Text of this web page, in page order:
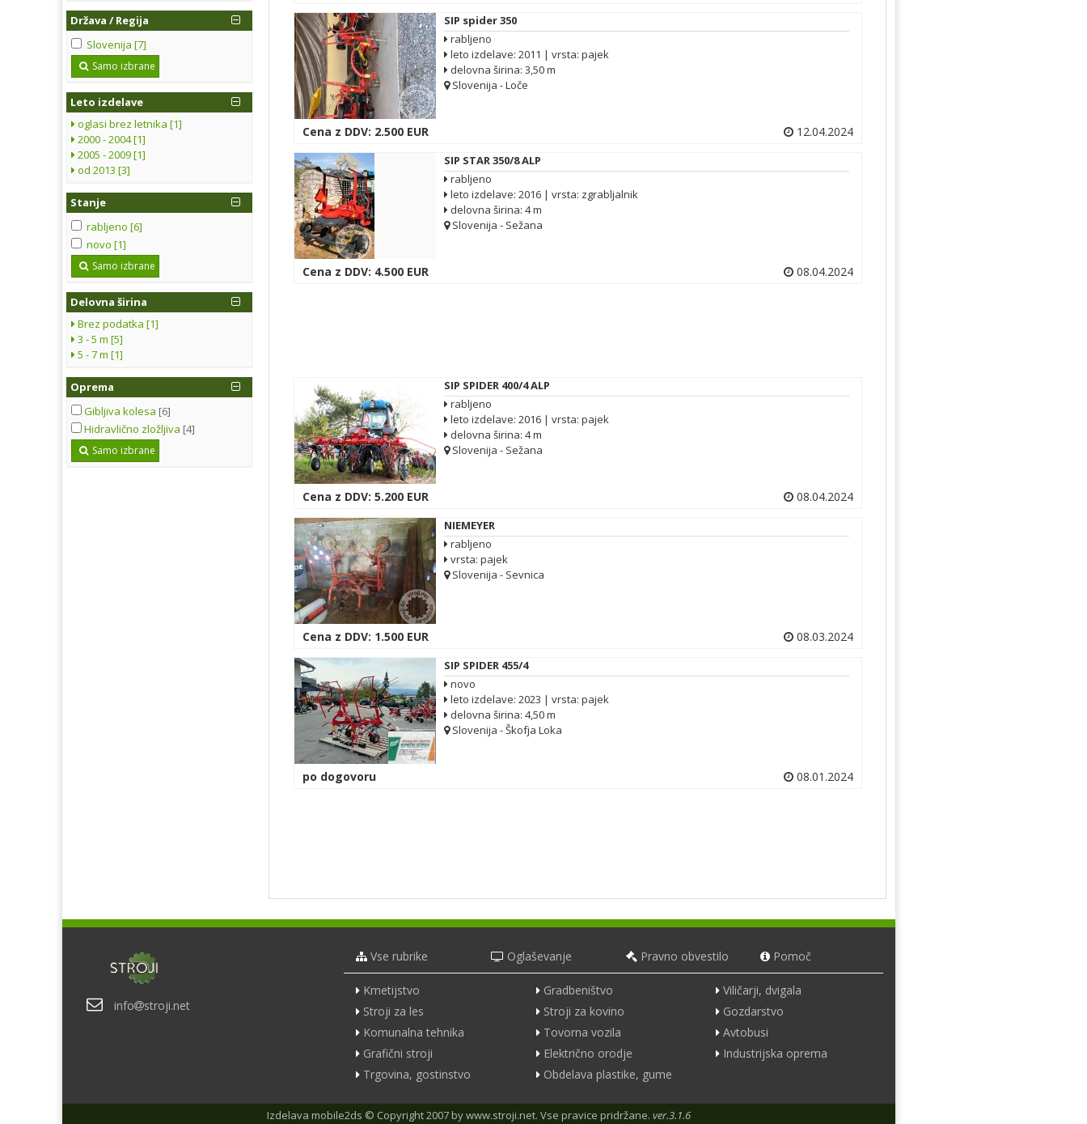
Država / Regija
Slovenija [7]
Samo izbrane
Leto izdelave
oglasi brez letnika [1]
2000 - 2004 [1]
2005 - 2009 [1]
od 2013 [3]
Stanje
rabljeno [6]
novo [1]
Samo izbrane
Delovna širina
Brez podatka [1]
3 - 5 m [5]
5 - 7 m [1]
Oprema
Gibljiva kolesa [6]
Hidravlično zložljiva [4]
Samo izbrane
SIP spider 350
rabljeno
leto izdelave: 2011 | vrsta: pajek
delovna širina: 3,50 m
Slovenija - Loče
Cena z DDV: 2.500 EUR 12.04.2024
SIP STAR 350/8 ALP
rabljeno
leto izdelave: 2016 | vrsta: zgrabljalnik
delovna širina: 4 m
Slovenija - Sežana
Cena z DDV: 4.500 EUR 08.04.2024
SIP SPIDER 400/4 ALP
rabljeno
leto izdelave: 2016 | vrsta: pajek
delovna širina: 4 m
Slovenija - Sežana
Cena z DDV: 5.200 EUR 08.04.2024
NIEMEYER
rabljeno
vrsta: pajek
Slovenija - Sevnica
Cena z DDV: 1.500 EUR 08.03.2024
SIP SPIDER 455/4
novo
leto izdelave: 2023 | vrsta: pajek
delovna širina: 4,50 m
Slovenija - Škofja Loka
po dogovoru 08.01.2024
info stroji.net
Vse rubrike Oglaševanje Pravno obvestilo Pomoč
Kmetijstvo Gradbeništvo
Viličarji, dvigala
Stroji za les
Stroji za kovino
Gozdarstvo
Komunalna tehnika
Tovorna vozila
Avtobusi
Grafični stroji
Električno orodje
Industrijska oprema
Trgovina, gostinstvo
Obdelava plastike, gume
Izdelava mobile2ds © Copyright 2007 bywww.stroji.net. Vse pravice pridržane. ver.3.1.6